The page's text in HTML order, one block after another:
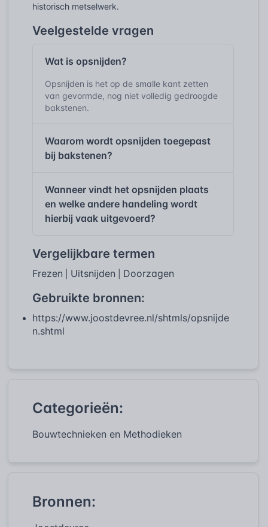
historisch metselwerk.
Veelgestelde vragen
Wat is opsnijden?
Opsnijden is het op de smalle kant zetten
van gevormde, nog niet volledig gedroogde
bakstenen.
Waarom wordt opsnijden toegepast
bij bakstenen?
Wanneer vindt het opsnijden plaats
en welke andere handeling wordt
hierbij vaak uitgevoerd?
Vergelijkbare termen
Frezen Uitsnijden Doorzagen
Gebruikte bronnen:
https://www.joostdevree.nl/shtmls/opsnijde
n.shtml
Categorieën:
Bouwtechnieken en Methodieken
Bronnen: